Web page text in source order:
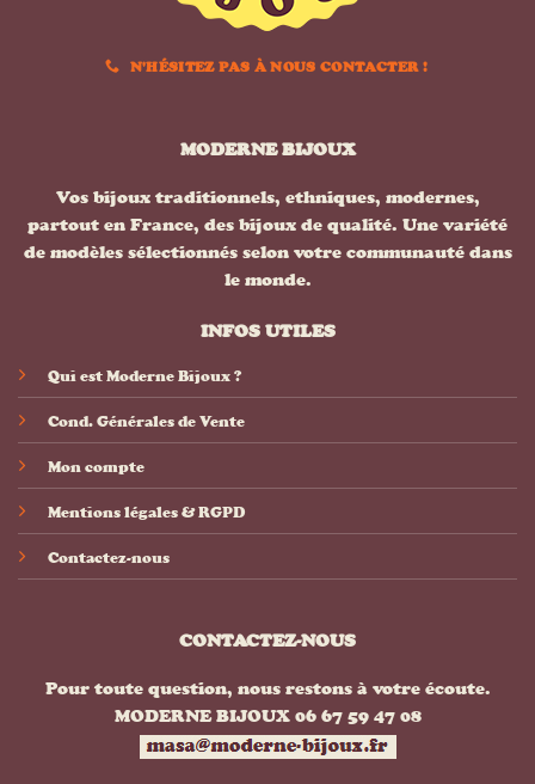
N'HÉSITEZ PAS À NOUS CONTACTER !
MODERNE BIJOUX
Vos bijoux traditionnels, ethniques, modernes,
partout en France, des bijoux de qualité. Une variété
de modèles sélectionnés selon votre communauté dans
le monde.
INFOS UTILES
Qui est Moderne Bijoux ?
Cond. Générales de Vente
Mon compte
Mentions légales & RGPD
Contactez-nous
CONTACTEZ-NOUS
Pour toute question, nous restons à votre écoute.
MODERNE BIJOUX 06 67 59 47 08